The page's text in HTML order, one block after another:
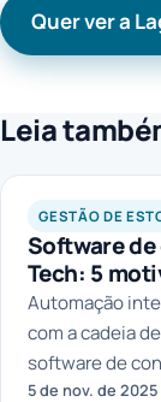
Quer ver a
Leia
GESTÃO DE
Software
Tech: 5
Automação
com a cadeia
software de
5 de nov. de 2025